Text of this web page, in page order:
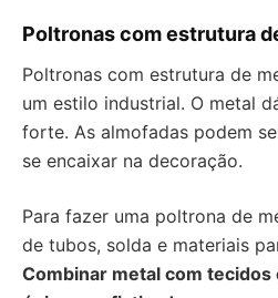
Poltronas com estrutura
Poltronas com estrutura de
um estilo industrial. O metal
forte. As almofadas podem
se encaixar na decoração.
Para fazer uma poltrona de
de tubos, solda e materiais
Combinar metal com tecidos